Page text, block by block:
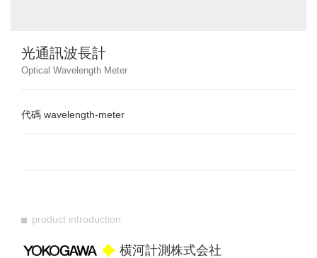
光通訊波長計
Optical Wavelength Meter
代碼 wavelength-meter
product introduction
横河計測株式会社